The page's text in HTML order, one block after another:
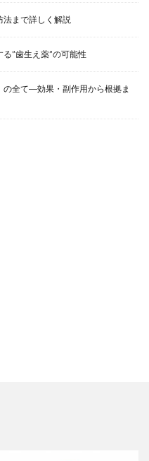
法まで詳しく解説
”歯生え薬”の可能性
の全て―効果・副作用から根拠ま